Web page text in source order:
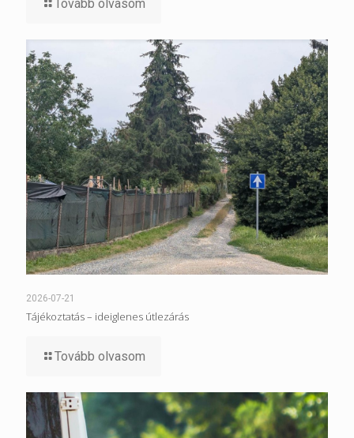
Tovább olvasom
2026-07-21
Tájékoztatás – ideiglenes útlezárás
Tovább olvasom